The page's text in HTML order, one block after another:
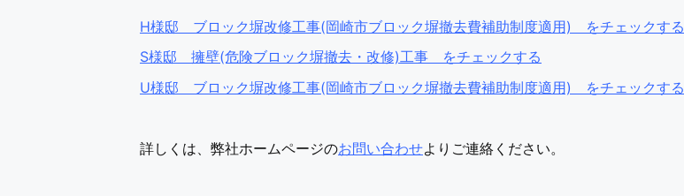
H様邸 ブロック塀改修工事(岡崎市ブロック塀撤去費補助制度適用) をチェックする
S様邸 擁壁(危険ブロック塀撤去・改修)工事 をチェックする
U様邸 ブロック塀改修工事(岡崎市ブロック塀撤去費補助制度適用) をチェックする
詳しくは、弊社ホームページのお問い合わせよりご連絡ください。